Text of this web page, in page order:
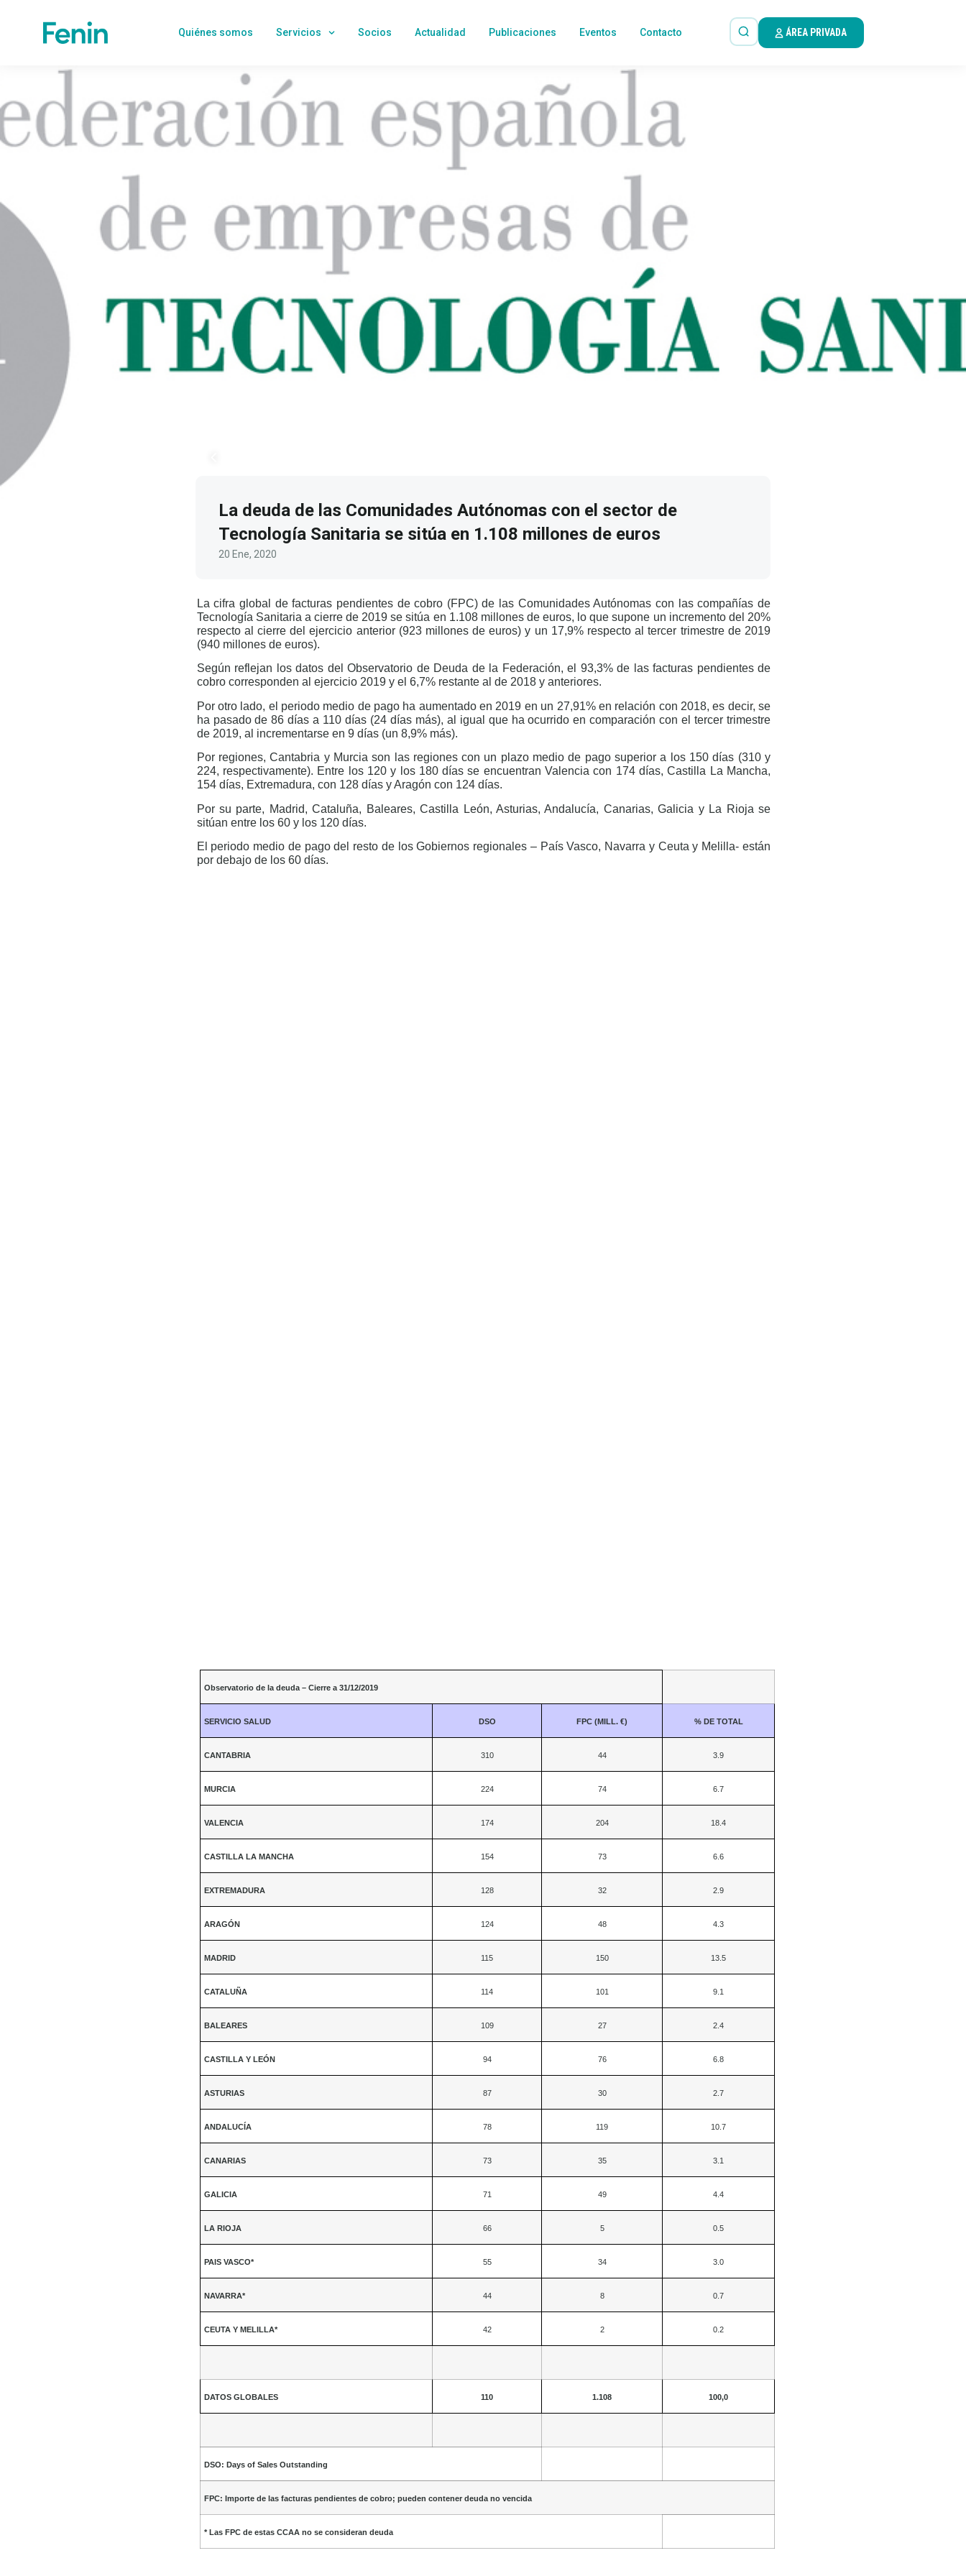
Quiénes somos Servicios Socios Actualidad Publicaciones Eventos Contacto ÁREA PRIVADA
La deuda de las Comunidades Autónomas con el sector de
Tecnología Sanitaria se sitúa en 1.108 millones de euros
20 Ene, 2020
La cifra global de facturas pendientes de cobro (FPC) de las Comunidades Autónomas con las compañías de
Tecnología Sanitaria a cierre de 2019 se sitúa en 1.108 millones de euros, lo que supone un incremento del 20%
respecto al cierre del ejercicio anterior (923 millones de euros) y un 17,9% respecto al tercer trimestre de 2019
(940 millones de euros).
Según reflejan los datos del Observatorio de Deuda de la Federación, el 93,3% de las facturas pendientes de
cobro corresponden al ejercicio 2019 y el 6,7% restante al de 2018 y anteriores.
Por otro lado, el periodo medio de pago ha aumentado en 2019 en un 27,91% en relación con 2018, es decir, se
ha pasado de 86 días a 110 días (24 días más), al igual que ha ocurrido en comparación con el tercer trimestre
de 2019, al incrementarse en 9 días (un 8,9% más).
Por regiones, Cantabria y Murcia son las regiones con un plazo medio de pago superior a los 150 días (310 y
224, respectivamente). Entre los 120 y los 180 días se encuentran Valencia con 174 días, Castilla La Mancha,
154 días, Extremadura, con 128 días y Aragón con 124 días.
Por su parte, Madrid, Cataluña, Baleares, Castilla León, Asturias, Andalucía, Canarias, Galicia y La Rioja se
sitúan entre los 60 y los 120 días.
El periodo medio de pago del resto de los Gobiernos regionales – País Vasco, Navarra y Ceuta y Melilla- están
por debajo de los 60 días.
Observatorio de la deuda – Cierre a 31/12/2019
SERVICIO SALUD DSO FPC (MILL. €) % DE TOTAL
CANTABRIA 310 44 3.9
MURCIA 224 74 6.7
VALENCIA 174 204 18.4
CASTILLA LA MANCHA 154 73 6.6
EXTREMADURA 128 32 2.9
ARAGÓN 124 48 4.3
MADRID 115 150 13.5
CATALUÑA 114 101 9.1
BALEARES 109 27 2.4
CASTILLA Y LEÓN 94 76 6.8
ASTURIAS 87 30 2.7
ANDALUCÍA 78 119 10.7
CANARIAS 73 35 3.1
GALICIA 71 49 4.4
LA RIOJA 66 5 0.5
PAIS VASCO* 55 34 3.0
NAVARRA* 44 8 0.7
CEUTA Y MELILLA* 42 2 0.2
DATOS GLOBALES 110 1.108 100,0
DSO: Days of Sales Outstanding
FPC: Importe de las facturas pendientes de cobro; pueden contener deuda no vencida
* Las FPC de estas CCAA no se consideran deuda